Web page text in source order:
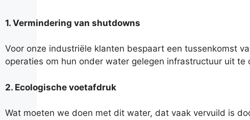
1. Vermindering van shutdowns
Voor onze industriële klanten bespaart een tussenkomst
operaties om hun onder water gelegen infrastructuur uit te
2. Ecologische voetafdruk
Wat moeten we doen met dit water, dat vaak vervuild is